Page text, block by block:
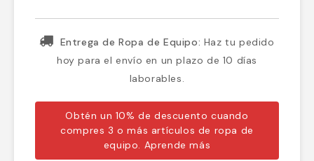
Entrega de Ropa de Equipo: Haz tu pedido
hoy para el envío en un plazo de 10 días
laborables.
Obtén un 10% de descuento cuando
compres 3 o más artículos de ropa de
equipo. Aprende más